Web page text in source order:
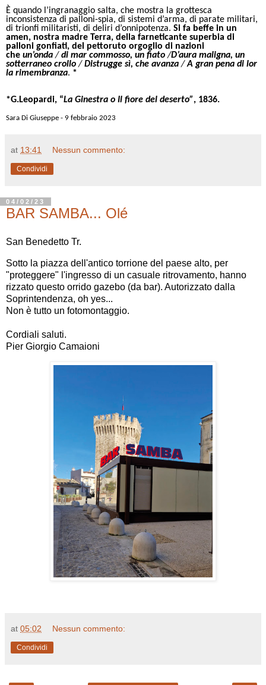
È quando l’ingranaggio salta, che mostra la grottesca
inconsistenza di palloni-spia, di sistemi d’arma, di parate militari,
di trionfi militaristi, di deliri d’onnipotenza. Si fa beffe in un
amen, nostra madre Terra, della farneticante superbia di
palloni gonfiati, del pettoruto orgoglio di nazioni
che un’onda / di mar commosso, un fiato /D’aura maligna, un
sotterraneo crollo / Distrugge sì, che avanza / A gran pena di lor
la rimembranza. *
*G.Leopardi, “La Ginestra o Il fiore del deserto”, 1836.
Sara Di Giuseppe - 9 febbraio 2023
at 13:41 Nessun commento:
Condividi
04/02/23
BAR SAMBA... Olé
San Benedetto Tr.
Sotto la piazza dell'antico torrione del paese alto, per
"proteggere" l'ingresso di un casuale ritrovamento, hanno
rizzato questo orrido gazebo (da bar). Autorizzato dalla
Soprintendenza, oh yes...
Non è tutto un fotomontaggio.
Cordiali saluti.
Pier Giorgio Camaioni
at 05:02 Nessun commento:
Condividi